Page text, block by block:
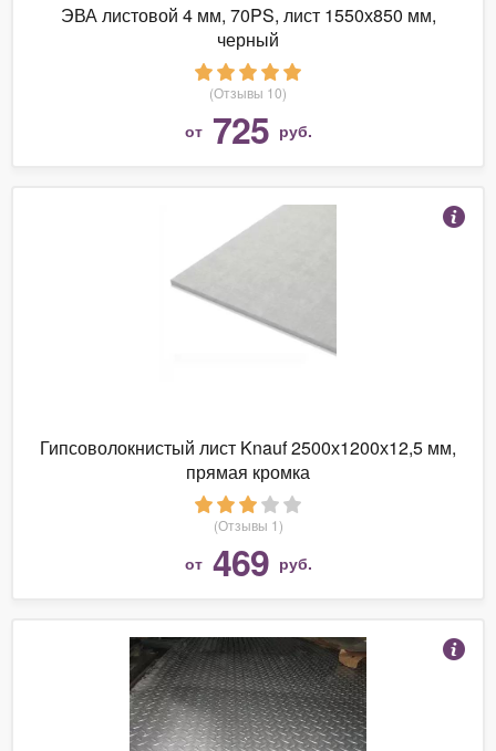
ЭВА листовой 4 мм, 70PS, лист 1550х850 мм,
черный
(Отзывы 10)
от 725 руб.
Гипсоволокнистый лист Knauf 2500х1200х12,5 мм,
прямая кромка
(Отзывы 1)
от 469 руб.